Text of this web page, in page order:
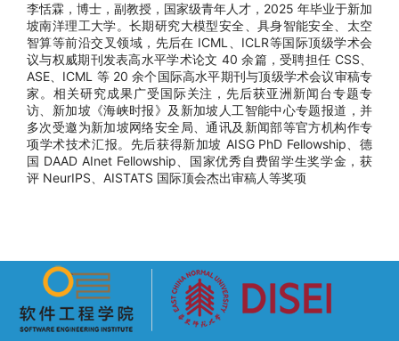
李恬霖，博士，副教授，国家级青年人才，2025 年毕业于新加
坡南洋理工大学。长期研究大模型安全、具身智能安全、太空
智算等前沿交叉领域，先后在 ICML、ICLR等国际顶级学术会
议与权威期刊发表高水平学术论文 40 余篇，受聘担任 CSS、
ASE、ICML 等 20 余个国际高水平期刊与顶级学术会议审稿专
家。相关研究成果广受国际关注，先后获亚洲新闻台专题专
访、新加坡《海峡时报》及新加坡人工智能中心专题报道，并
多次受邀为新加坡网络安全局、通讯及新闻部等官方机构作专
项学术技术汇报。先后获得新加坡 AISG PhD Fellowship、德
国 DAAD AInet Fellowship、国家优秀自费留学生奖学金，获
评 NeurIPS、AISTATS 国际顶会杰出审稿人等奖项